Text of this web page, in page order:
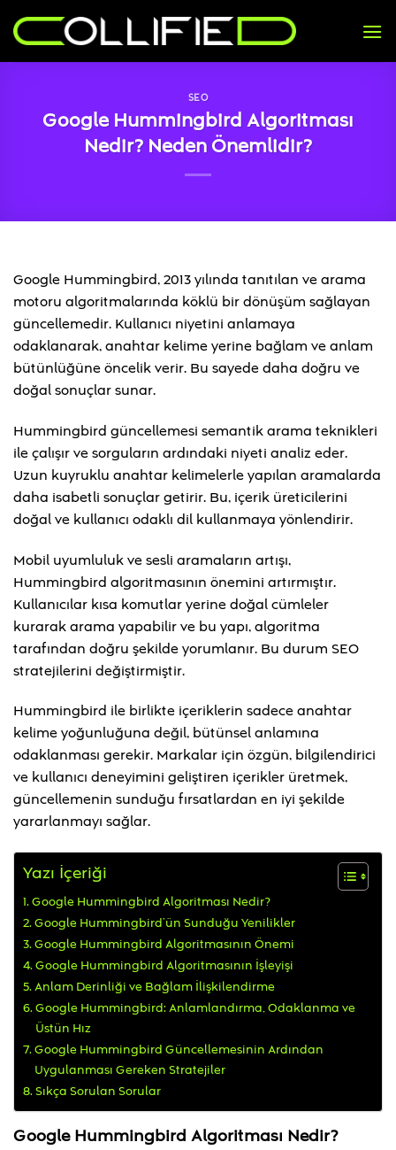
atla
SEO
Google Hummingbird Algoritması
Nedir? Neden Önemlidir?
Google Hummingbird, 2013 yılında tanıtılan ve arama
motoru algoritmalarında köklü bir dönüşüm sağlayan
güncellemedir. Kullanıcı niyetini anlamaya
odaklanarak, anahtar kelime yerine bağlam ve anlam
bütünlüğüne öncelik verir. Bu sayede daha doğru ve
doğal sonuçlar sunar.
Hummingbird güncellemesi semantik arama teknikleri
ile çalışır ve sorguların ardındaki niyeti analiz eder.
Uzun kuyruklu anahtar kelimelerle yapılan aramalarda
daha isabetli sonuçlar getirir. Bu, içerik üreticilerini
doğal ve kullanıcı odaklı dil kullanmaya yönlendirir.
Mobil uyumluluk ve sesli aramaların artışı,
Hummingbird algoritmasının önemini artırmıştır.
Kullanıcılar kısa komutlar yerine doğal cümleler
kurarak arama yapabilir ve bu yapı, algoritma
tarafından doğru şekilde yorumlanır. Bu durum SEO
stratejilerini değiştirmiştir.
Hummingbird ile birlikte içeriklerin sadece anahtar
kelime yoğunluğuna değil, bütünsel anlamına
odaklanması gerekir. Markalar için özgün, bilgilendirici
ve kullanıcı deneyimini geliştiren içerikler üretmek,
güncellemenin sunduğu fırsatlardan en iyi şekilde
yararlanmayı sağlar.
Yazı İçeriği
Google Hummingbird Algoritması Nedir?
Google Hummingbird’ün Sunduğu Yenilikler
Google Hummingbird Algoritmasının Önemi
Google Hummingbird Algoritmasının İşleyişi
Anlam Derinliği ve Bağlam İlişkilendirme
Google Hummingbird: Anlamlandırma, Odaklanma ve
Üstün Hız
Google Hummingbird Güncellemesinin Ardından
Uygulanması Gereken Stratejiler
Sıkça Sorulan Sorular
Google Hummingbird Algoritması Nedir?